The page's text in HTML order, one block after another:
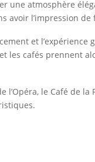
une atmosphère
avoir l’impression de
et l’expérience
les cafés prennent
le Café de la